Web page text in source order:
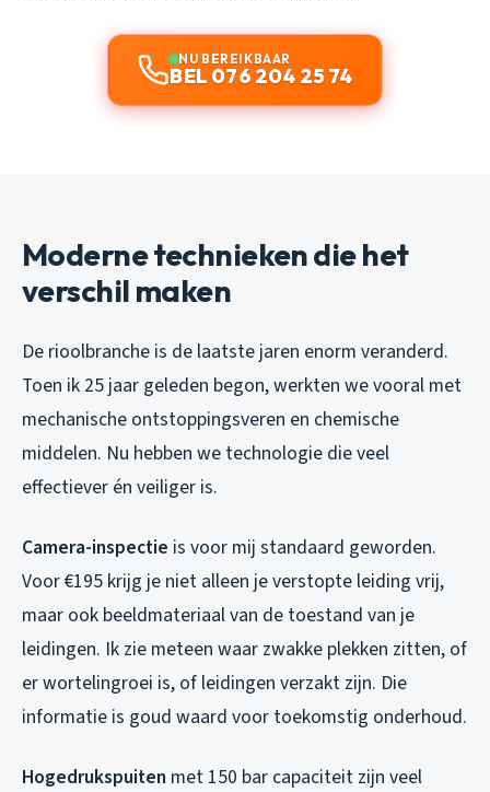
NU BEREIKBAAR
BEL 076 204 25 74
Moderne technieken die het
verschil maken
De rioolbranche is de laatste jaren enorm veranderd.
Toen ik 25 jaar geleden begon, werkten we vooral met
mechanische ontstoppingsveren en chemische
middelen. Nu hebben we technologie die veel
effectiever én veiliger is.
Camera-inspectie is voor mij standaard geworden.
Voor €195 krijg je niet alleen je verstopte leiding vrij,
maar ook beeldmateriaal van de toestand van je
leidingen. Ik zie meteen waar zwakke plekken zitten, of
er wortelingroei is, of leidingen verzakt zijn. Die
informatie is goud waard voor toekomstig onderhoud.
Hogedrukspuiten met 150 bar capaciteit zijn veel